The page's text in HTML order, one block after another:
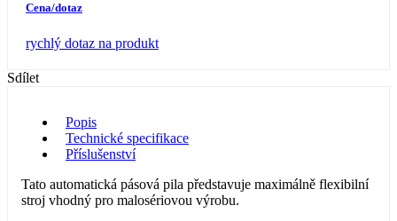
Cena/dotaz
rychlý dotaz na produkt
Sdílet
Popis
Technické specifikace
Příslušenství
Tato automatická pásová pila představuje maximálně flexibilní
stroj vhodný pro malosériovou výrobu.